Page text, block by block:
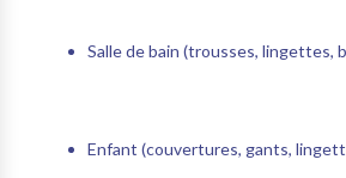
Salle de bain (trousses, lingettes,
Enfant (couvertures, gants,